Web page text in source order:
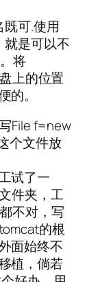
可.使用
是可以不
将
上的位置
。
File f=new
个文件放
试了一
件夹，工
不对，写
的根
面始终不
植，倘若